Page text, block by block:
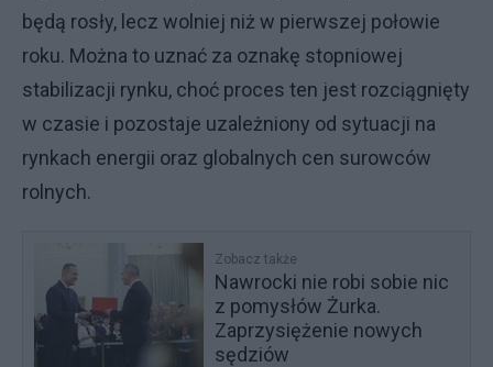
będą rosły, lecz wolniej niż w pierwszej połowie
roku. Można to uznać za oznakę stopniowej
stabilizacji rynku, choć proces ten jest rozciągnięty
w czasie i pozostaje uzależniony od sytuacji na
rynkach energii oraz globalnych cen surowców
rolnych.
Zobacz także
Nawrocki nie robi sobie nic
z pomysłów Żurka.
Zaprzysiężenie nowych
sędziów